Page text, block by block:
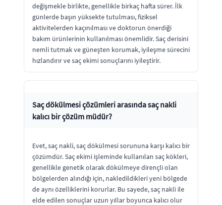
değişmekle birlikte, genellikle birkaç hafta sürer. İlk
günlerde başın yüksekte tutulması, fiziksel
aktivitelerden kaçınılması ve doktorun önerdiği
bakım ürünlerinin kullanılması önemlidir. Saç derisini
nemli tutmak ve güneşten korumak, iyileşme sürecini
hızlandırır ve saç ekimi sonuçlarını iyileştirir.
Saç dökülmesi çözümleri arasında saç nakli
kalıcı bir çözüm müdür?
Evet, saç nakli, saç dökülmesi sorununa karşı kalıcı bir
çözümdür. Saç ekimi işleminde kullanılan saç kökleri,
genellikle genetik olarak dökülmeye dirençli olan
bölgelerden alındığı için, nakledildikleri yeni bölgede
de aynı özelliklerini korurlar. Bu sayede, saç nakli ile
elde edilen sonuçlar uzun yıllar boyunca kalıcı olur